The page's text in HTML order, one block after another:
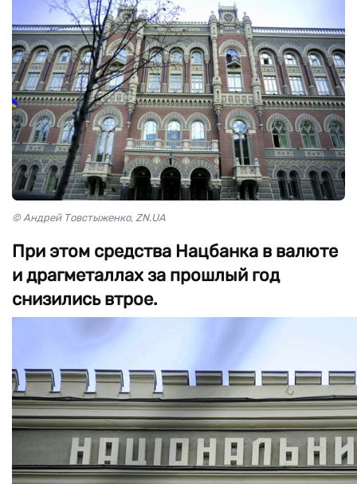
© Андрей Товстыженко, ZN.UA
При этом средства Нацбанка в валюте
и драгметаллах за прошлый год
снизились втрое.